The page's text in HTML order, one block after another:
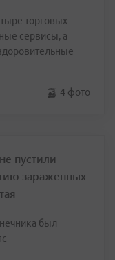
торговых
сервисы, а
4 фото
пустили
зараженных
был